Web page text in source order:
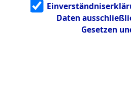
g
5.3.3
Todesmärsch
Daten
Gesetzen